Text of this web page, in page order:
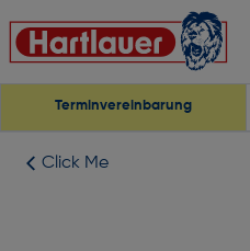
Terminvereinbarung
Click Me